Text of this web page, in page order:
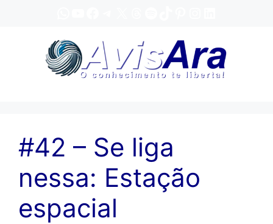
#42 – Se liga
nessa: Estação
espacial